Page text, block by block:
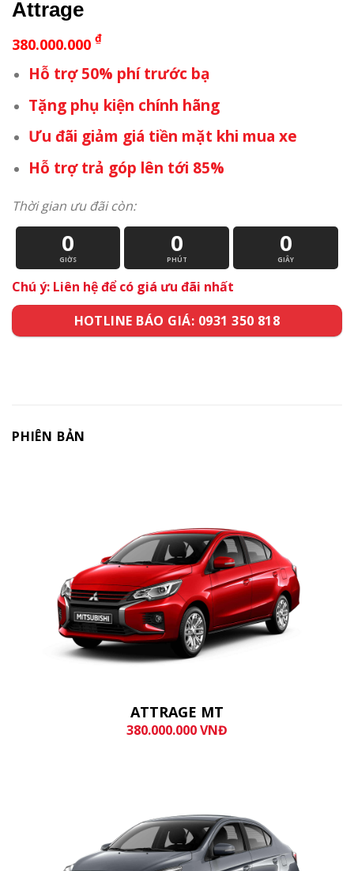
Attrage
380.000.000 ₫
Hỗ trợ 50% phí trước bạ
Tặng phụ kiện chính hãng
Ưu đãi giảm giá tiền mặt khi mua xe
Hỗ trợ trả góp lên tới 85%
Thời gian ưu đãi còn:
0
GIỜS
0
PHÚT
0
GIÂY
Chú ý: Liên hệ để có giá ưu đãi nhất
HOTLINE BÁO GIÁ: 0931 350 818
PHIÊN BẢN
ATTRAGE MT
380.000.000 VNĐ